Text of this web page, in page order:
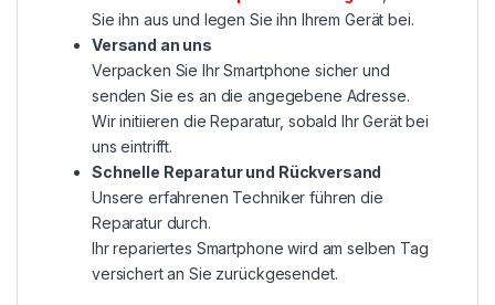
Sie ihn aus und legen Sie ihn Ihrem Gerät bei.
Versand an uns
Verpacken Sie Ihr Smartphone sicher und
senden Sie es an die angegebene Adresse.
Wir initiieren die Reparatur, sobald Ihr Gerät bei
uns eintrifft.
Schnelle Reparatur und Rückversand
Unsere erfahrenen Techniker führen die
Reparatur durch.
Ihr repariertes Smartphone wird am selben Tag
versichert an Sie zurückgesendet.